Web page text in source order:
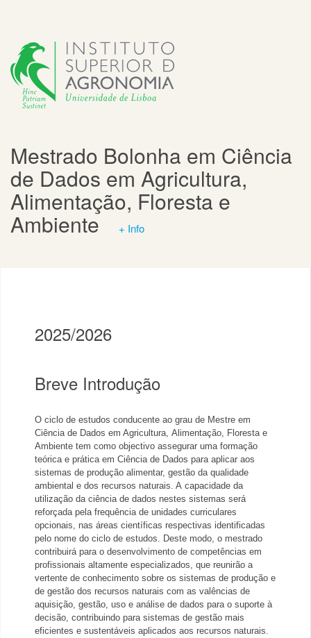
Mestrado Bolonha em Ciência
de Dados em Agricultura,
Alimentação, Floresta e
Ambiente + Info
2025/2026
Breve Introdução
O ciclo de estudos conducente ao grau de Mestre em
Ciência de Dados em Agricultura, Alimentação, Floresta e
Ambiente tem como objectivo assegurar umaformação
teórica e prática em Ciência de Dados para aplicar aos
sistemas de produção alimentar, gestão da qualidade
ambiental e dos recursos naturais. A capacidade da
utilização da ciência de dados nestes sistemas será
reforçada pela frequência de unidades curriculares
opcionais, nas áreas científicas respectivas identificadas
pelo nome do ciclo de estudos. Deste modo, o mestrado
contribuirá para o desenvolvimento de competências em
profissionais altamente especializados, que reunirão a
vertente de conhecimento sobre os sistemas de produção e
de gestão dos recursos naturais com as valências de
aquisição, gestão, uso e análise de dados para o suporte à
decisão, contribuindo para sistemas de gestão mais
eficientes e sustentáveis aplicados aos recursos naturais.